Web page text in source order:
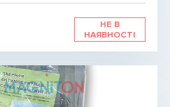
НЕ В
НАЯВНОСТІ